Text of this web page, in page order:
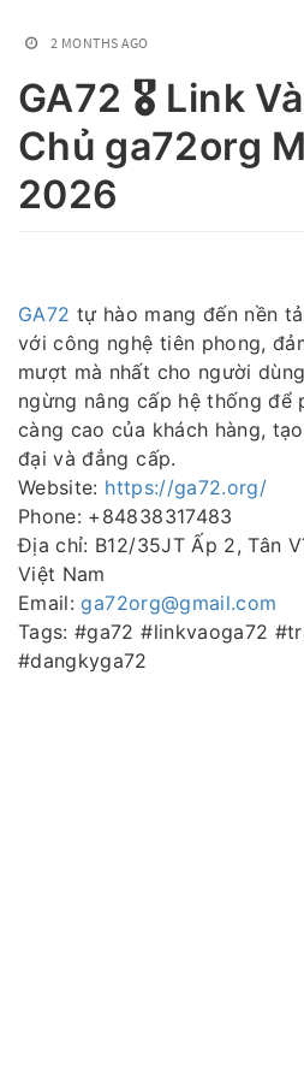
2 MONTHS AGO
GA72 🎖️ Link
Chủ ga72org
2026
GA72 tự hào mang đến nền
với công nghệ tiên phong,
mượt mà nhất cho người
ngừng nâng cấp hệ thống để
càng cao của khách hàng,
đại và đẳng cấp.
Website: https://ga72.org/
Phone: +84838317483
Địa chỉ: B12/35JT Ấp 2, Tân
Việt Nam
Email:ga72org@gmail.com
Tags: #ga72 #linkvaoga72
#dangkyga72